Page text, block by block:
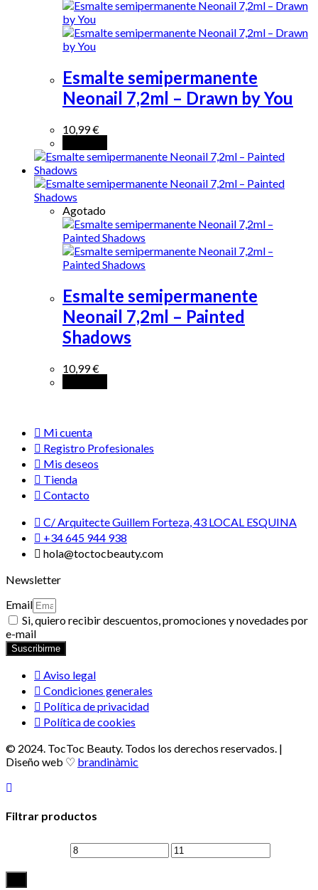
Esmalte semipermanente
Neonail 7,2ml – Drawn by You
10,99€
Agotado
Esmalte semipermanente
Neonail 7,2ml – Painted
Shadows
10,99€
Mi cuenta
Registro Profesionales
Mis deseos
Tienda
Contacto
C/ Arquitecte Guillem Forteza, 43 LOCAL ESQUINA
+34 645 944 938
hola@toctocbeauty.com
Newsletter
Email
Si, quiero recibir descuentos, promociones y novedades por
e-mail
Suscribirme
Aviso legal
Condiciones generales
Política de privacidad
Política de cookies
© 2024. TocToc Beauty. Todos los derechos reservados. |
Diseño web ♡ brandinàmic
Filtrar productos